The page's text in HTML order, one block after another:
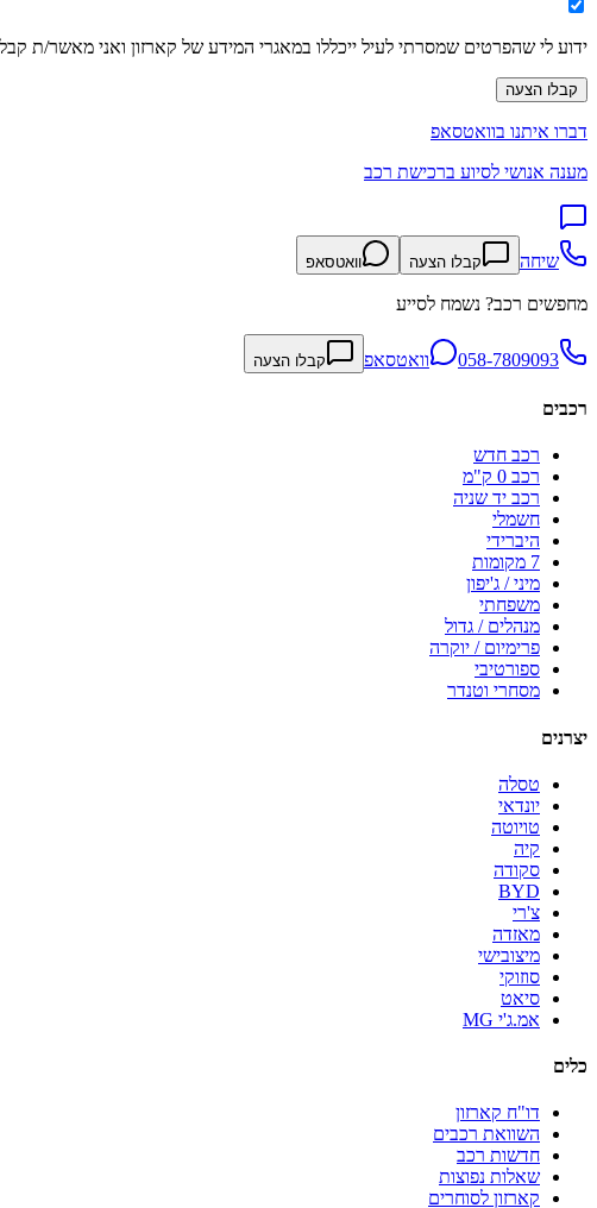
ידוע לי שהפרטים שמסרתי לעיל ייכללו במאגרי המידע של קארזון ואני מאשר/ת
קבלו הצעה
דברו איתנו בוואטסאפ
מענה אנושי לסיוע ברכישת רכב
שיחה קבלו הצעה וואטסאפ
מחפשים רכב? נשמח לסייע
058-7809093 וואטסאפ קבלו הצעה
רכבים
רכב חדש
רכב 0 ק"מ
רכב יד שניה
חשמלי
היברידי
7 מקומות
מיני / ג'יפון
משפחתי
מנהלים / גדול
פרימיום / יוקרה
ספורטיבי
מסחרי וטנדר
יצרנים
טסלה
יונדאי
טויוטה
קיה
סקודה
BYD
צ'רי
מאזדה
מיצובישי
סוזוקי
סיאט
אמ.ג'י MG
כלים
דו"ח קארזון
השוואת רכבים
חדשות רכב
שאלות נפוצות
קארזון לסוחרים